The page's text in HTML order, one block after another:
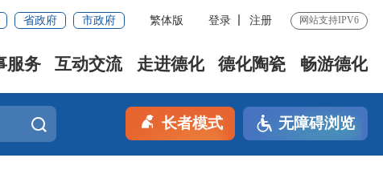
省政府 市政府 繁体版 登录 注册 网站支持IPV6
服务 互动交流 走进德化 德化陶瓷 畅游德化
长者模式 无障碍浏览